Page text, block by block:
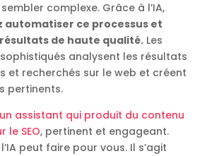
complexe. Grâce à l’IA,
automatiser ce processus et
de haute qualité.Les
analysent les résultats
et recherchés sur le web et créent
pertinents.
un assistant qui produit du contenu
le SEO, pertinent et engageant.
peut faire pour vous. Il s’agit